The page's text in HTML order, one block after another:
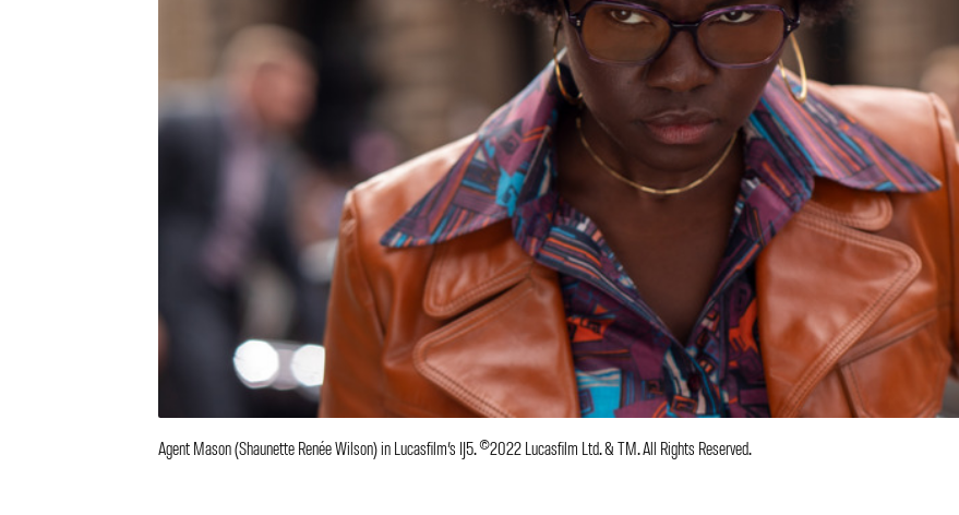
Agent Mason (Shaunette Renée Wilson) in Lucasfilm’s IJ5. ©2022 Lucasfilm Ltd. & TM. All Rights Reserved.